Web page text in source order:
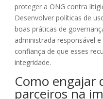
proteger a ONG contra
Desenvolver políticas de
boas práticas de
administrada responsável
confiança de que esses
integridade.
Como engajar
parceiros na